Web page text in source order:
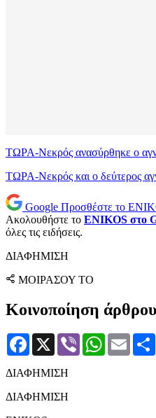
ΤΩΡΑ-Νεκρός ανασύρθηκε ο
ΤΩΡΑ-Νεκρός και ο δεύτερος
Google Προσθέστε το
Ακολουθήστε το ENIKOS στο
όλες τις ειδήσεις.
ΔΙΑΦΗΜΙΣΗ
ΜΟΙΡΑΣΟΥ ΤΟ
Κοινοποίηση άρθρου
Facebook
X Viber WhatsApp
Email
ΔΙΑΦΗΜΙΣΗ
ΔΙΑΦΗΜΙΣΗ